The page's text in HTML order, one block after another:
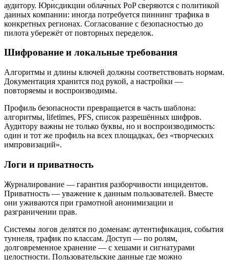
аудитору. Юрисдикции облачных PoP сверяются с политикой
данных компании: иногда потребуется пиннинг трафика в
конкретных регионах. Согласование с безопасностью до
пилота убережёт от повторных переделок.
Шифрование и локальные требования
Алгоритмы и длины ключей должны соответствовать нормам.
Документация хранится под рукой, а настройки —
повторяемы и воспроизводимы.
Профиль безопасности превращается в часть шаблона:
алгоритмы, lifetimes, PFS, список разрешённых шифров.
Аудитору важны не только буквы, но и воспроизводимость:
один и тот же профиль на всех площадках, без «творческих
импровизаций».
Логи и приватность
Журналирование — гарантия разборчивости инцидентов.
Приватность — уважение к данным пользователей. Вместе
они уживаются при грамотной анонимизации и
разграничении прав.
Системы логов делятся по доменам: аутентификация, события
туннеля, трафик по классам. Доступ — по ролям,
долговременное хранение — с хешами и сигнатурами
целостности. Пользовательские данные где можно